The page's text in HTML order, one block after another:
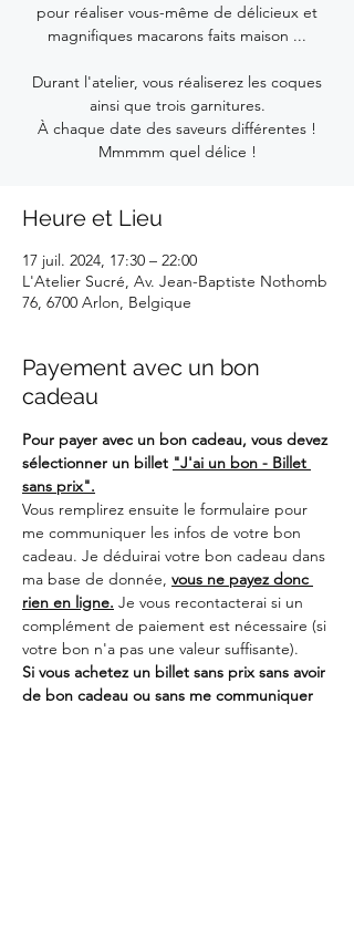
pour réaliser vous-même de délicieux et
magnifiques macarons faits maison ...
Durant l'atelier, vous réaliserez les coques
ainsi que trois garnitures.
À chaque date des saveurs différentes !
Mmmmm quel délice !
Heure et Lieu
17 juil. 2024, 17:30 – 22:00
L'Atelier Sucré, Av. Jean-Baptiste Nothomb
76, 6700 Arlon, Belgique
Payement avec un bon
cadeau
Pour payer avec un bon cadeau, vous devez
sélectionner un billet "J'ai un bon - Billet
sans prix".
Vous remplirez ensuite le formulaire pour
me communiquer les infos de votre bon
cadeau. Je déduirai votre bon cadeau dans
ma base de donnée, vous ne payez donc
rien en ligne. Je vous recontacterai si un
complément de paiement est nécessaire (si
votre bon n'a pas une valeur suffisante).
Si vous achetez un billet sans prix sans avoir
de bon cadeau ou sans me communiquer